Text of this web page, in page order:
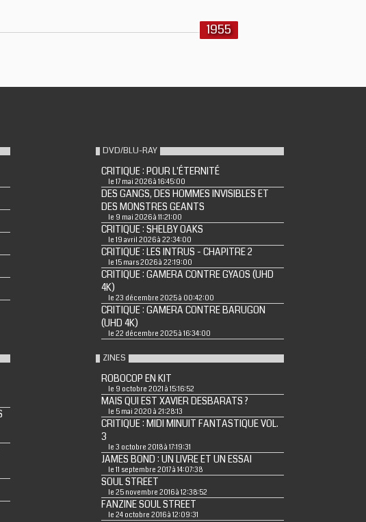
1955
DVD/BLU-RAY
CRITIQUE : POUR L'ÉTERNITÉ
le 17 mai 2026 à 16:45:00
DES GANGS, DES HOMMES INVISIBLES ET
DES MONSTRES GEANTS
le 9 mai 2026 à 11:21:00
CRITIQUE : SHELBY OAKS
le 19 avril 2026 à 22:34:00
CRITIQUE : LES INTRUS - CHAPITRE 2
le 15 mars 2026 à 22:19:00
CRITIQUE : GAMERA CONTRE GYAOS (UHD
4K)
le 23 décembre 2025 à 00:42:00
CRITIQUE : GAMERA CONTRE BARUGON
(UHD 4K)
le 22 décembre 2025 à 16:34:00
ZINES
ROBOCOP EN KIT
le 9 octobre 2021 à 15:16:52
MAIS QUI EST XAVIER DESBARATS ?
le 5 mai 2020 à 21:28:13
CRITIQUE : MIDI MINUIT FANTASTIQUE VOL.
3
le 3 octobre 2018 à 17:19:31
JAMES BOND : UN LIVRE ET UN ESSAI
le 11 septembre 2017 à 14:07:38
SOUL STREET
le 25 novembre 2016 à 12:38:52
FANZINE SOUL STREET
le 24 octobre 2016 à 12:09:31